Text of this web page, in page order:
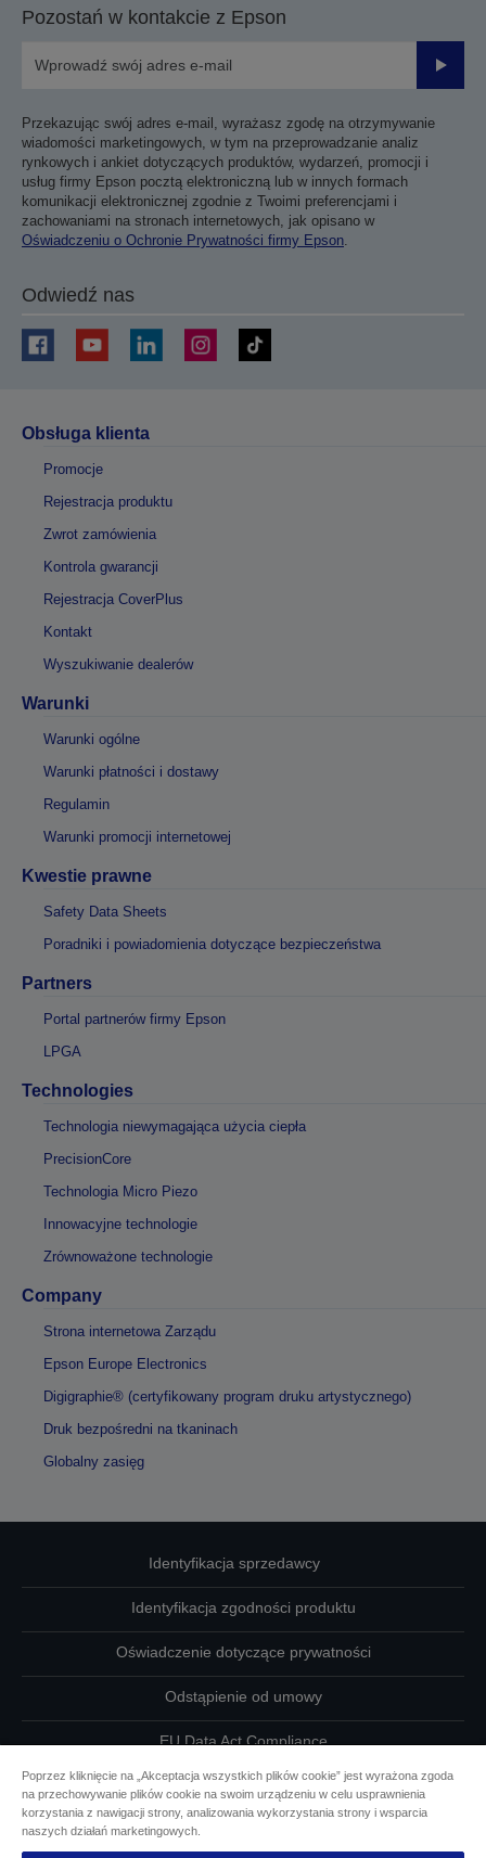
Pozostań w kontakcie z Epson
Przekazując swój adres e-mail, wyrażasz zgodę na otrzymywanie
wiadomości marketingowych, w tym na przeprowadzanie analiz
rynkowych i ankiet dotyczących produktów, wydarzeń, promocji i
usług firmy Epson pocztą elektroniczną lub w innych formach
komunikacji elektronicznej zgodnie z Twoimi preferencjami i
zachowaniami na stronach internetowych, jak opisano w
Oświadczeniu o Ochronie Prywatności firmy Epson.
Odwiedź nas
Obsługa klienta
Promocje
Rejestracja produktu
Zwrot zamówienia
Kontrola gwarancji
Rejestracja CoverPlus
Kontakt
Wyszukiwanie dealerów
Warunki
Warunki ogólne
Warunki płatności i dostawy
Regulamin
Warunki promocji internetowej
Kwestie prawne
Safety Data Sheets
Poradniki i powiadomienia dotyczące bezpieczeństwa
Partners
Portal partnerów firmy Epson
LPGA
Technologies
Technologia niewymagająca użycia ciepła
PrecisionCore
Technologia Micro Piezo
Innowacyjne technologie
Zrównoważone technologie
Company
Strona internetowa Zarządu
Epson Europe Electronics
Digigraphie® (certyfikowany program druku artystycznego)
Druk bezpośredni na tkaninach
Globalny zasięg
Identyfikacja sprzedawcy
Identyfikacja zgodności produktu
Oświadczenie dotyczące prywatności
Odstąpienie od umowy
EU Data Act Compliance
Skontaktuj się z nami w sprawie swoich danych
Informacje o plikach cookie
Poprzez kliknięcie na „Akceptacja wszystkich plików cookie” jest wyrażona zgoda
na przechowywanie plików cookie na swoim urządzeniu w celu usprawnienia
korzystania z nawigacji strony, analizowania wykorzystania strony i wsparcia
naszych działań marketingowych.